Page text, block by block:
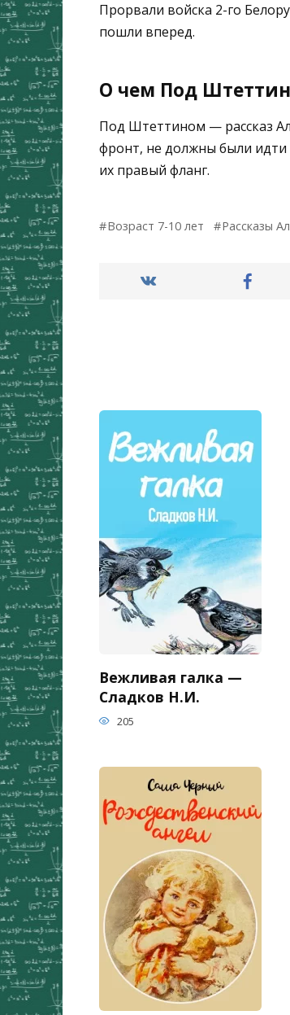
Прорвали войска 2-го
пошли вперед.
О чем Под
Под Штеттином — рассказ
фронт, не должны были
их правый фланг.
Возраст 7-10 лет Рассказы
Вежливая галка —
Сладков Н.И.
205